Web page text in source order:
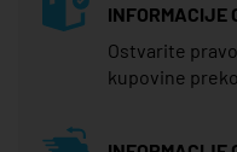
INFORMACIJE
Ostvarite
kupovine